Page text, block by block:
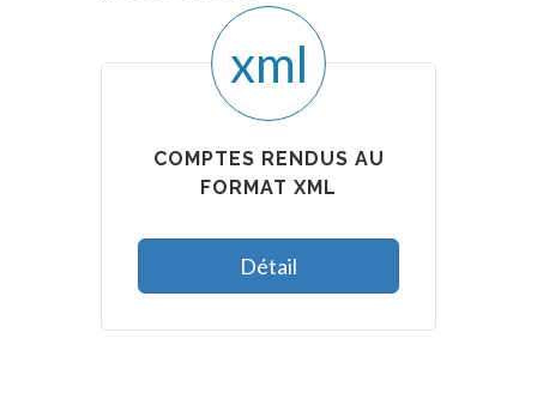
xml
COMPTES RENDUS AU
FORMAT XML
Détail